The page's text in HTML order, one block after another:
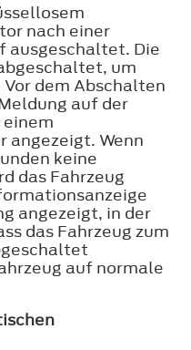
nach einer
ausgeschaltet. Die
um
dem Abschalten
auf der
angezeigt. Wenn
keine
das Fahrzeug
angezeigt, in der
das Fahrzeug zum
auf normale